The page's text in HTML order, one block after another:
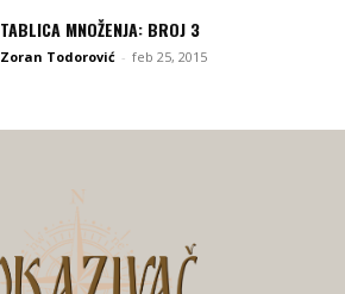
TABLICA MNOŽENJA: BROJ 3
Zoran Todorović - feb 25, 2015